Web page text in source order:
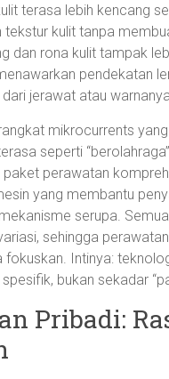
terasa lebih kencang
tekstur kulit tanpa
dan rona kulit tampak
pendekatan
jerawat atau
mikrocurrents
seperti
perawatan
yang membantu
serupa.
sehingga
fokuskan. Intinya:
bukan sekadar
Pribadi: